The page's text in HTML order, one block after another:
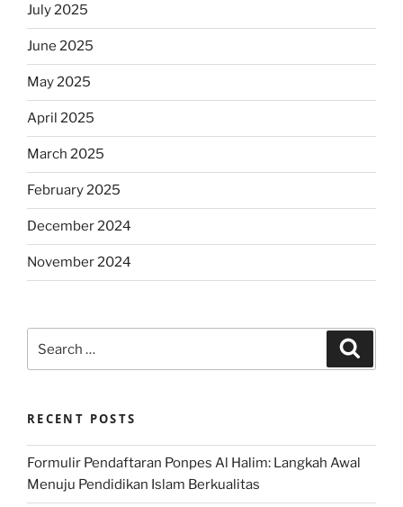
July 2025
June 2025
May 2025
April 2025
March 2025
February 2025
December 2024
November 2024
for:
RECENT POSTS
Formulir Pendaftaran Ponpes Al Halim: Langkah Awal
Menuju Pendidikan Islam Berkualitas